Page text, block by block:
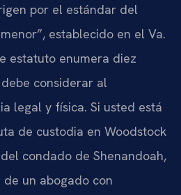
por el estándar del
establecido en el Va.
estatuto enumera diez
considerar al
legal y física. Si usted está
de custodia en Woodstock
condado de Shenandoah,
un abogado con